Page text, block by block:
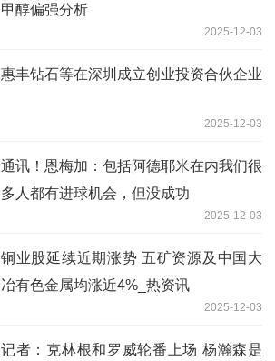
甲醇偏强分析
2025-12-03
惠丰钻石等在深圳成立创业投资合伙企业
2025-12-03
通讯！恩梅加：包括阿德耶米在内我们很
多人都有进球机会，但没成功
2025-12-03
铜业股延续近期涨势 五矿资源及中国大
冶有色金属均涨近4%_热资讯
2025-12-03
记者：克林根和罗威轮番上场 杨瀚森是